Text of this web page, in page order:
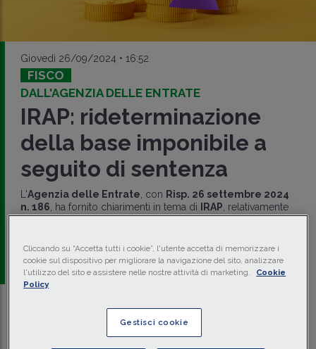
Giovedì 26/09/2024 • 16:52
FISCO
DALL'AGENZIA DELLE ENTRATE
IRAP: rideterminazione
della base imponibile a
seguito di sentenza
L'Agenzia delle Entrate , con Risp. 26 settembre 2024
n. 186 , ha fornito chiarimenti in tema di IRAP , relativamente
allarideterminazione della base imponibilea seguito
a cura diredazione Memento
2 min.
Cliccando su “Accetta tutti i cookie”, l'utente accetta di memorizzare i
cookie sul dispositivo per migliorare la navigazione del sito, analizzare
l'utilizzo del sito e assistere nelle nostre attività di marketing.
Cookie
Policy
Gestisci cookie